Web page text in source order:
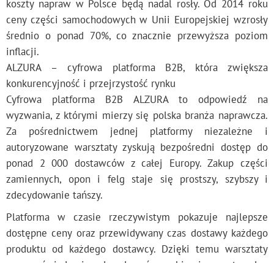
koszty napraw w Polsce będą nadal rosły. Od 2014 roku
ceny części samochodowych w Unii Europejskiej wzrosły
średnio o ponad 70%, co znacznie przewyższa poziom
inflacji.
ALZURA – cyfrowa platforma B2B, która zwiększa
konkurencyjność i przejrzystość rynku
Cyfrowa platforma B2B ALZURA to odpowiedź na
wyzwania, z którymi mierzy się polska branża naprawcza.
Za pośrednictwem jednej platformy niezależne i
autoryzowane warsztaty zyskują bezpośredni dostęp do
ponad 2 000 dostawców z całej Europy. Zakup części
zamiennych, opon i felg staje się prostszy, szybszy i
zdecydowanie tańszy.
Platforma w czasie rzeczywistym pokazuje najlepsze
dostępne ceny oraz przewidywany czas dostawy każdego
produktu od każdego dostawcy. Dzięki temu warsztaty